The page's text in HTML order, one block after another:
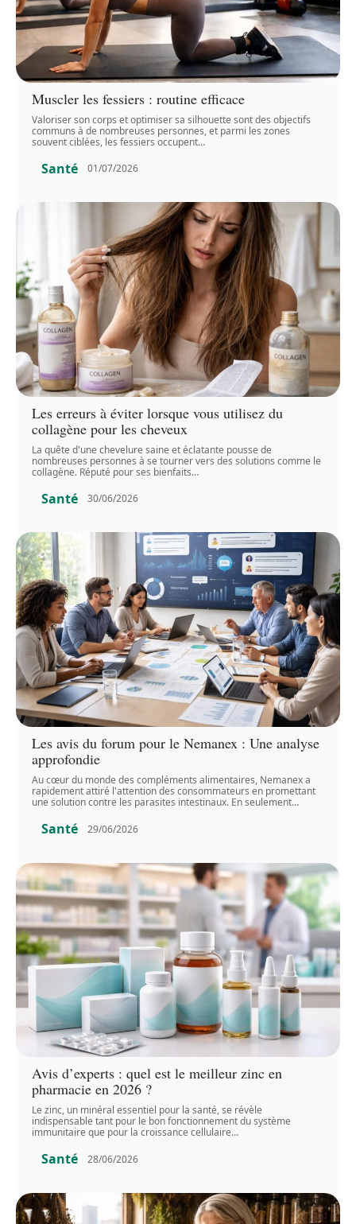
Muscler les fessiers : routine efficace
Valoriser son corps et optimiser sa silhouette sont des objectifs
communs à de nombreuses personnes, et parmi les zones
souvent ciblées, les fessiers occupent…
Santé 01/07/2026
Les erreurs à éviter lorsque vous utilisez du
collagène pour les cheveux
La quête d'une chevelure saine et éclatante pousse de
nombreuses personnes à se tourner vers des solutions comme le
collagène. Réputé pour ses bienfaits…
Santé 30/06/2026
Les avis du forum pour le Nemanex : Une analyse
approfondie
Au cœur du monde des compléments alimentaires, Nemanex a
rapidement attiré l'attention des consommateurs en promettant
une solution contre les parasites intestinaux. En seulement…
Santé 29/06/2026
Avis d’experts : quel est le meilleur zinc en
pharmacie en 2026 ?
Le zinc, un minéral essentiel pour la santé, se révèle
indispensable tant pour le bon fonctionnement du système
immunitaire que pour la croissance cellulaire…
Santé 28/06/2026